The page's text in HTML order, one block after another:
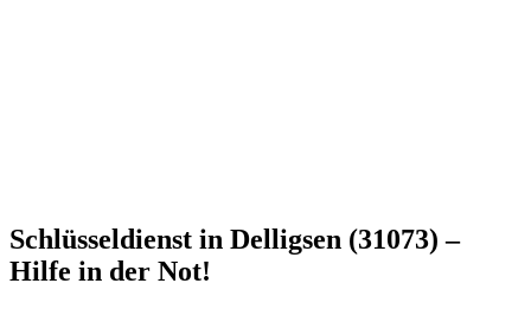
Schlüsseldienst in Delligsen (31073) –
Hilfe in der Not!